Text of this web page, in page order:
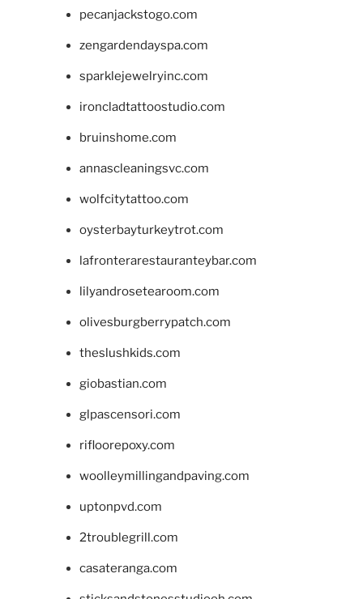
pecanjackstogo.com
zengardendayspa.com
sparklejewelryinc.com
ironcladtattoostudio.com
bruinshome.com
annascleaningsvc.com
wolfcitytattoo.com
oysterbayturkeytrot.com
lafronterarestauranteybar.com
lilyandrosetearoom.com
olivesburgberrypatch.com
theslushkids.com
giobastian.com
glpascensori.com
rifloorepoxy.com
woolleymillingandpaving.com
uptonpvd.com
2troublegrill.com
casateranga.com